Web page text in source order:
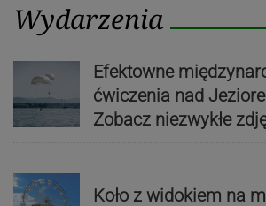
Wydarzenia
Efektowne
ćwiczenia nad
Zobacz niezwykłe
Koło z widokiem na